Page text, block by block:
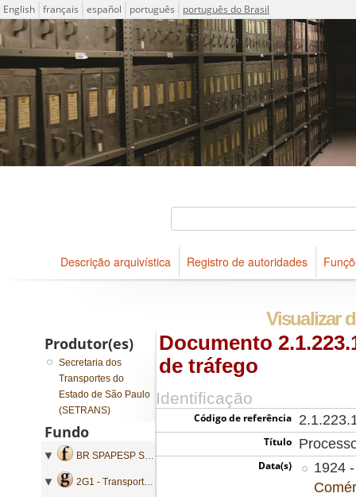
Idioma
English français español português português do Brasil
Descrições arquivísticas do acervo do Arquivo Público do
Projeto ICA-AtoM
Descrição arquivística Registro de autoridades
Visualizar
Documento
de tráfego
Identificação
Código de referência
Título
Data(s)
1924
Produtor(es)
Secretaria dos
Transportes do
Estado de São Paulo
(SETRANS)
Fundo
BR SPAPESP SETRANS - Secretaria dos Transportes do Estado de São Paulo
2G1 - Transporte Ferroviário